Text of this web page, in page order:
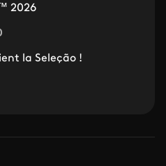
2026
la Seleção !